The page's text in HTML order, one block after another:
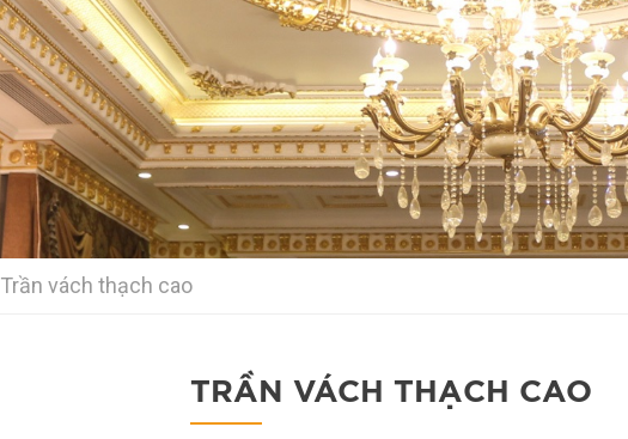
Loading...
Trần vách thạch cao
TRẦN VÁCH THẠCH CAO